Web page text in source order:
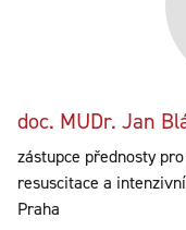
doc. MUDr. Jan
zástupce přednosty
resuscitace a
Praha